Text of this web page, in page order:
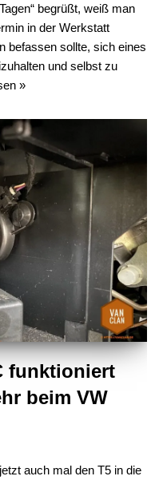
begrüßt, weiß man
in der Werkstatt
befassen sollte, sich eines
und selbst zu
»
funktioniert
beim VW
auch mal den T5 in die